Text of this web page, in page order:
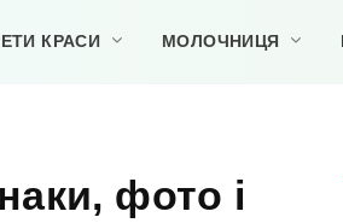
КРАСИ МОЛОЧНИЦЯ
фото і